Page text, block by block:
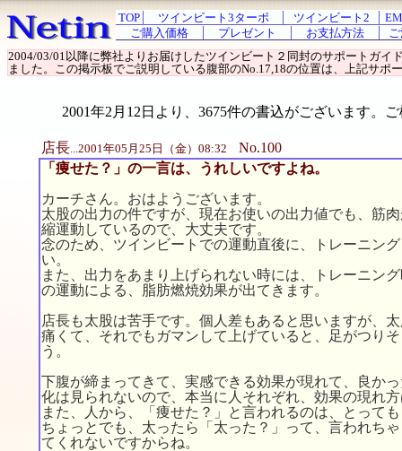
TOP ツインビート3ターボ ツインビート2
ご購入価格
プレゼント お支払方法
2004/03/01以降に弊社よりお届けしたツインビート２同封のサポートガイ
ました。この掲示板でご説明している腹部のNo.17,18の位置は、上記サポ
2001年2月12日より、3675件の書込がございます。
店長...2001年05月25日（金）08:32 No.100
「痩せた？」の一言は、うれしいですよね。
カーチさん。おはようございます。
太股の出力の件ですが、現在お使いの出力値でも、筋
縮運動しているので、大丈夫です。
念のため、ツインビートでの運動直後に、トレーニン
い。
また、出力をあまり上げられない時には、トレーニン
の運動による、脂肪燃焼効果が出てきます。
店長も太股は苦手です。個人差もあると思いますが、
痛くて、それでもガマンして上げていると、足がつり
う。
下腹が締まってきて、実感できる効果が現れて、良か
化は見られないので、本当に人それぞれ、効果の現れ
また、人から、「痩せた？」と言われるのは、とって
ちょっとでも、太ったら「太った？」って、言われち
てくれないですからね。